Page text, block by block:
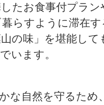
たお食事付プラ
らすように滞在
の味」を堪能し
います。
な自然を守るため